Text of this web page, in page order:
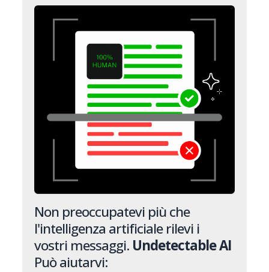
Non preoccupatevi più che
l'intelligenza artificiale rilevi i
vostri messaggi. Undetectable AI
Può aiutarvi: